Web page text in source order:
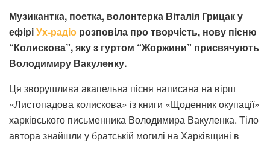
Музикантка, поетка, волонтерка Віталія Грицак у
ефіріУх-радіо розповіла про творчість, нову пісню
“Колискова”, яку з гуртом “Жоржини” присвячують
Володимиру Вакуленку.
Ця зворушлива акапельна пісня написана на вірш
«Листопадова колискова» із книги «Щоденник окупації»
харківського письменника Володимира Вакуленка. Тіло
автора знайшли у братській могилі на Харківщині в